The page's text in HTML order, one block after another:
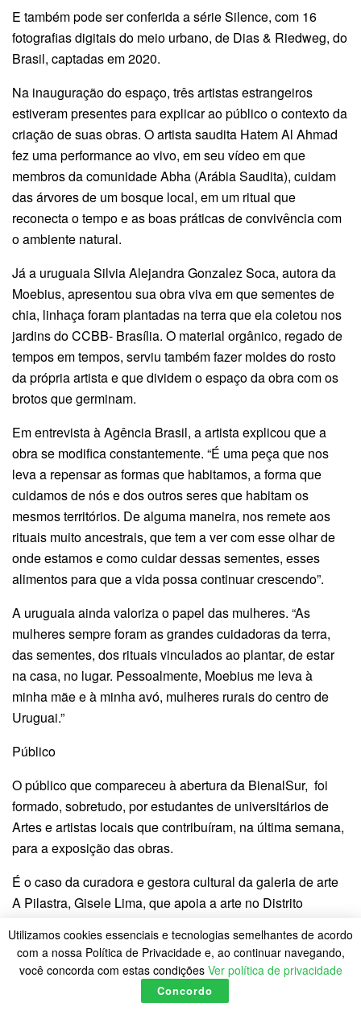
E também pode ser conferida a série Silence, com 16
fotografias digitais do meio urbano, de Dias & Riedweg, do
Brasil, captadas em 2020.
Na inauguração do espaço, três artistas estrangeiros
estiveram presentes para explicar ao público o contexto da
criação de suas obras. O artista saudita Hatem Al Ahmad
fez uma performance ao vivo, em seu vídeo em que
membros da comunidade Abha (Arábia Saudita), cuidam
das árvores de um bosque local, em um ritual que
reconecta o tempo e as boas práticas de convivência com
o ambiente natural.
Já a uruguaia Silvia Alejandra Gonzalez Soca, autora da
Moebius, apresentou sua obra viva em que sementes de
chia, linhaça foram plantadas na terra que ela coletou nos
jardins do CCBB- Brasília. O material orgânico, regado de
tempos em tempos, serviu também fazer moldes do rosto
da própria artista e que dividem o espaço da obra com os
brotos que germinam.
Em entrevista à Agência Brasil, a artista explicou que a
obra se modifica constantemente. “É uma peça que nos
leva a repensar as formas que habitamos, a forma que
cuidamos de nós e dos outros seres que habitam os
mesmos territórios. De alguma maneira, nos remete aos
rituais muito ancestrais, que tem a ver com esse olhar de
onde estamos e como cuidar dessas sementes, esses
alimentos para que a vida possa continuar crescendo”.
A uruguaia ainda valoriza o papel das mulheres. “As
mulheres sempre foram as grandes cuidadoras da terra,
das sementes, dos rituais vinculados ao plantar, de estar
na casa, no lugar. Pessoalmente, Moebius me leva à
minha mãe e à minha avó, mulheres rurais do centro de
Uruguai.”
Público
O público que compareceu à abertura da BienalSur, foi
formado, sobretudo, por estudantes de universitários de
Artes e artistas locais que contribuíram, na última semana,
para a exposição das obras.
É o caso da curadora e gestora cultural da galeria de arte
A Pilastra, Gisele Lima, que apoia a arte no Distrito
trabalhos únicos que trazem, de fato, matéria orgânica viva
para dentro de uma galeria, que também é outro ponto
Utilizamos cookies essenciais e tecnologias semelhantes de acordo
com a nossa Política de Privacidade e, ao continuar navegando,
você concorda com estas condições Ver política de privacidade
Concordo